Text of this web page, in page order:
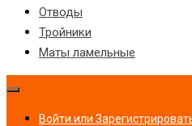
Отводы
Тройники
Маты ламельные
Войти или